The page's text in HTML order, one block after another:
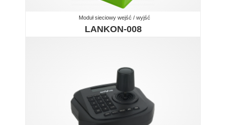
Moduł sieciowy wejść / wyjść
LANKON-008